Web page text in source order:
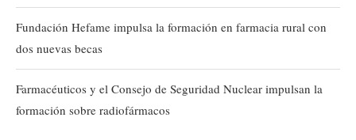
Fundación Hefame impulsa la formación en farmacia rural con
dos nuevas becas
Farmacéuticos y el Consejo de Seguridad Nuclear impulsan la
formación sobre radiofármacos